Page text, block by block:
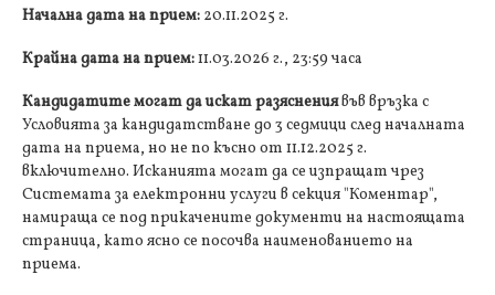
Начална дата на прием: 20.11.2025 г.
Крайна дата на прием:11.03.2026 г., 23:59 часа
Кандидатите могат да искат разяснениявъв връзка с
Условията за кандидатстване до 3 седмици след началната
дата на приема, но не по късно от 11.12.2025 г.
включително. Исканията могат да се изпращат чрез
Системата за електронни услуги в секция "Коментар",
намираща се под прикачените документи на настоящата
страница, като ясно се посочва наименованието на
приема.